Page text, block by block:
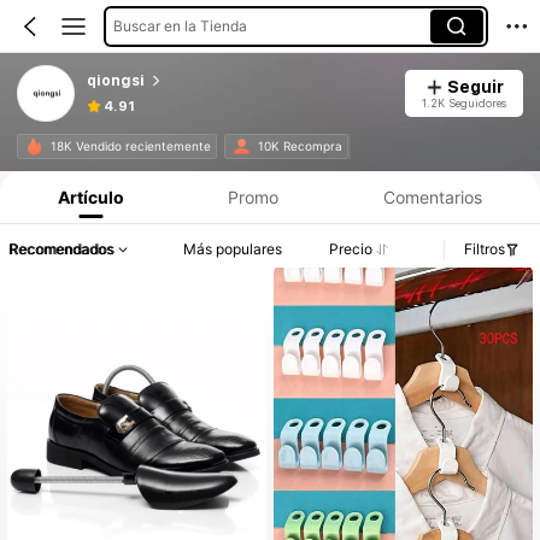
Buscar en la Tienda
qiongsi
4.91
Seguir
1.2K Seguidores
18K Vendido recientemente 10K Recompra
Artículo Promo Comentarios
Recomendados Más populares Precio Filtros